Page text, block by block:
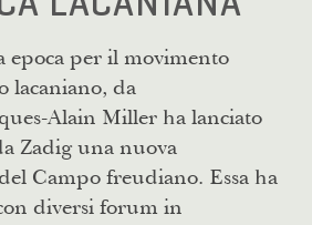
epoca per il movimento
lacaniano, da
Alain Miller ha lanciato
Zadig una nuova
Campo freudiano. Essa ha
diversi forum in